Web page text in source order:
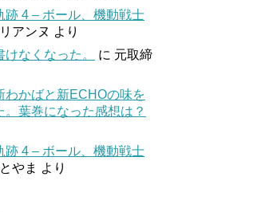
跡 4 – ボール、機動戦士
アンヌ より
なくなった。
に 元取締
わかばと新ECHOの味を
。葉巻になった感想は？
跡 4 – ボール、機動戦士
やま より